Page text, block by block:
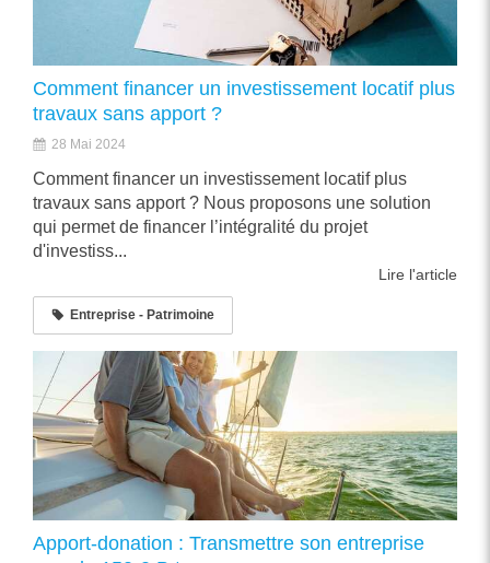
Comment financer un investissement locatif plus
travaux sans apport ?
28 Mai 2024
Comment financer un investissement locatif plus
travaux sans apport ? Nous proposons une solution
qui permet de financer l’intégralité du projet
d'investiss...
Lire l'article
Entreprise - Patrimoine
Apport-donation : Transmettre son entreprise